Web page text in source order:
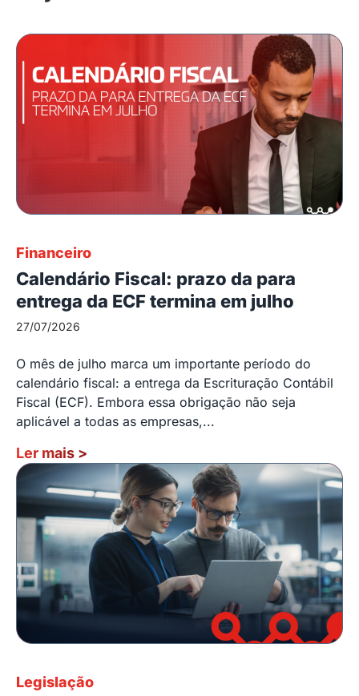
Financeiro
Calendário Fiscal: prazo da para
entrega da ECF termina em julho
27/07/2026
O mês de julho marca um importante período do
calendário fiscal: a entrega da Escrituração Contábil
Fiscal (ECF). Embora essa obrigação não seja
aplicável a todas as empresas,...
Ler mais >
Legislação